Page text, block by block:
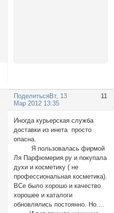
Поделиться 11
Вт, 13
Мар 2012 13:35
Иногда курьерская служба
доставки из инета просто
опасна.
Я пользовалась фирмой
Ля Парфюмерия.ру и покупала
духи и косметику ( не
профессиональная косметика).
ВСе было хорошо и качество
хорошее и каталоги
обновлялись постоянно. Но....